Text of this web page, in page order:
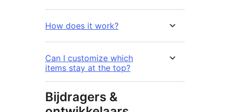
How does it work?
Can I customize which
items stay at the top?
Bijdragers &